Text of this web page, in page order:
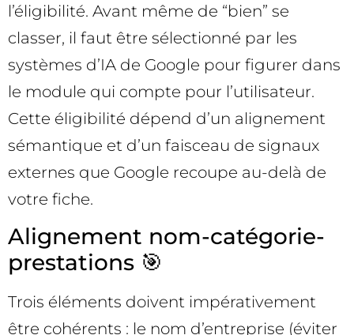
l’éligibilité. Avant même de “bien” se
classer, il faut être sélectionné par les
systèmes d’IA de Google pour figurer dans
le module qui compte pour l’utilisateur.
Cette éligibilité dépend d’un alignement
sémantique et d’un faisceau de signaux
externes que Google recoupe au-delà de
votre fiche.
Alignement nom-catégorie-
prestations 🎯
Trois éléments doivent impérativement
être cohérents : le nom d’entreprise (éviter